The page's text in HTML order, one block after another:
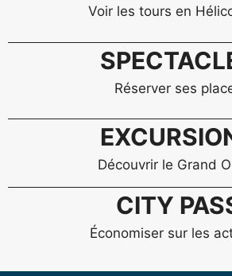
Voir les tours en
Réserver ses
Découvrir le Grand
CITY
Économiser sur les